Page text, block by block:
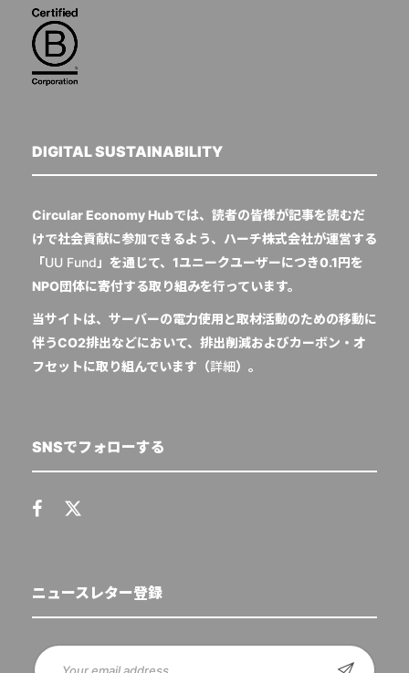
DIGITAL SUSTAINABILITY
Circular Economy Hubでは、読者の皆様が記事を読むだ
けで社会貢献に参加できるよう、ハーチ株式会社が運営する
「UU Fund 」を通じて、1ユニークユーザーにつき0.1円を
NPO団体に寄付する取り組みを行っています。
当サイトは、サーバーの電力使用と取材活動のための移動に
伴うCO2排出などにおいて、排出削減およびカーボン・オ
フセットに取り組んでいます（詳細）。
SNSでフォローする
ニュースレター登録